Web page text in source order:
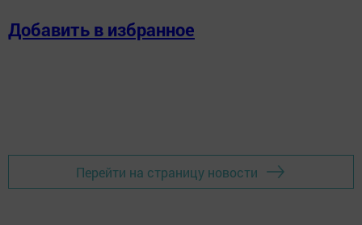
Добавить в избранное
Перейти на страницу новости